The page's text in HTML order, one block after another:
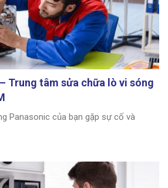
Trung tâm sửa chữa lò vi sóng
Panasonic của bạn gặp sự cố và